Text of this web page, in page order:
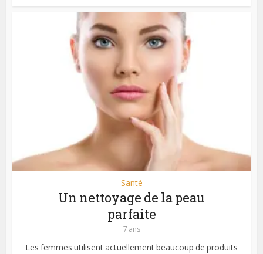
Santé
Un nettoyage de la peau
parfaite
7 ans
Les femmes utilisent actuellement beaucoup de produits